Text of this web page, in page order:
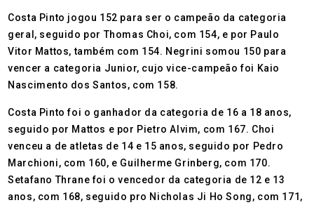
Costa Pinto jogou 152 para ser o campeão da categoria
geral, seguido por Thomas Choi, com 154, e por Paulo
Vitor Mattos, também com 154. Negrini somou 150 para
vencer a categoria Junior, cujo vice-campeão foi Kaio
Nascimento dos Santos, com 158.
Costa Pinto foi o ganhador da categoria de 16 a 18 anos,
seguido por Mattos e por Pietro Alvim, com 167. Choi
venceu a de atletas de 14 e 15 anos, seguido por Pedro
Marchioni, com 160, e Guilherme Grinberg, com 170.
Setafano Thrane foi o vencedor da categoria de 12 e 13
anos, com 168, seguido pro Nicholas Ji Ho Song, com 171,